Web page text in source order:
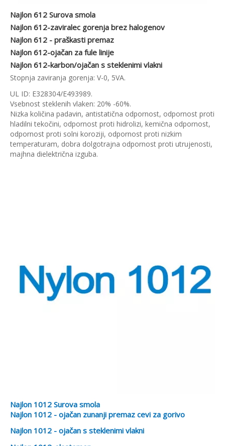
Najlon 612 Surova smola
Najlon 612-zaviralec gorenja brez halogenov
Najlon 612 - praškasti premaz
Najlon 612-ojačan za fule linije
Najlon 612-karbon/ojačan s steklenimi vlakni
Stopnja zaviranja gorenja: V-0, 5VA.
UL ID: E328304/E493989.
Vsebnost steklenih vlaken: 20% -60%.
Nizka količina padavin, antistatična odpornost, odpornost proti
hladilni tekočini, odpornost proti hidrolizi, kemična odpornost,
odpornost proti solni koroziji, odpornost proti nizkim
temperaturam, dobra dolgotrajna odpornost proti utrujenosti,
majhna dielektrična izguba.
Najlon 1012 Surova smola
Najlon 1012 - ojačan zunanji premaz cevi za gorivo
Najlon 1012 - ojačan s steklenimi vlakni